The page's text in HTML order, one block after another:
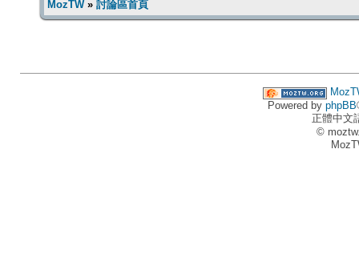
MozTW» 討論區首頁
Powered by phpBB
正體中文
©